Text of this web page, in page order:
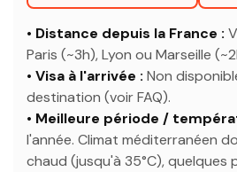
• Distance depuis la France :
Paris (~3h), Lyon ou Marseille
• Visa à l'arrivée : Non
destination (voir FAQ).
• Meilleure période /
l'année. Climat méditerranéen
chaud (jusqu'à 35°C), quelques